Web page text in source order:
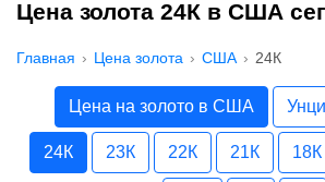
Цена золота 24К в США
Главная Цена золота США 24К
Цена на золото в США
24К 23К 22К 21К 18К